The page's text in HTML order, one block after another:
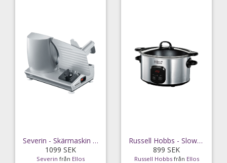
Severin - Skärmaskin 2st Klingor AS3915
1099 SEK
Severin från Ellos
Russell Hobbs - Slow Cooker
899 SEK
Russell Hobbs från Ellos